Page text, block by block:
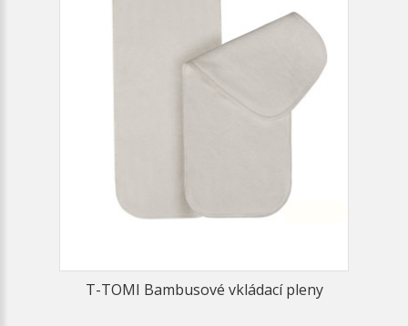
T-TOMI Bambusové vkládací pleny